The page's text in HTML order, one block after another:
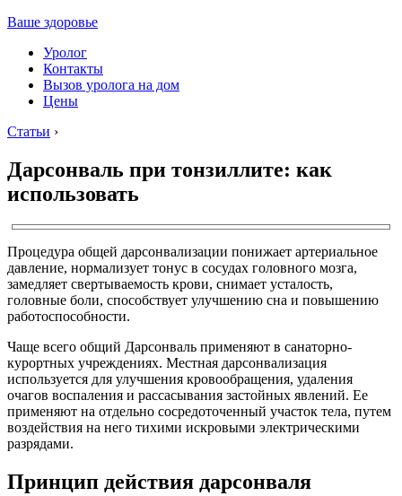
Ваше здоровье
Уролог
Контакты
Вызов уролога на дом
Цены
Статьи ›
Дарсонваль при тонзиллите: как
использовать
Процедура общей дарсонвализации понижает артериальное
давление, нормализует тонус в сосудах головного мозга,
замедляет свертываемость крови, снимает усталость,
головные боли, способствует улучшению сна и повышению
работоспособности.
Чаще всего общий Дарсонваль применяют в санаторно-
курортных учреждениях. Местная дарсонвализация
используется для улучшения кровообращения, удаления
очагов воспаления и рассасывания застойных явлений. Ее
применяют на отдельно сосредоточенный участок тела, путем
воздействия на него тихими искровыми электрическими
разрядами.
Принцип действия дарсонваля